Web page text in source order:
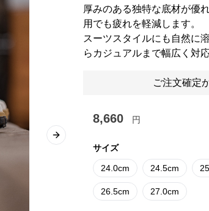
Next slide
厚みのある独特な底材が優
用でも疲れを軽減します。
スーツスタイルにも自然に
らカジュアルまで幅広く対
ご注文確定
8,660 円
サイズ
24.0cm 24.5cm
26.5cm 27.0cm